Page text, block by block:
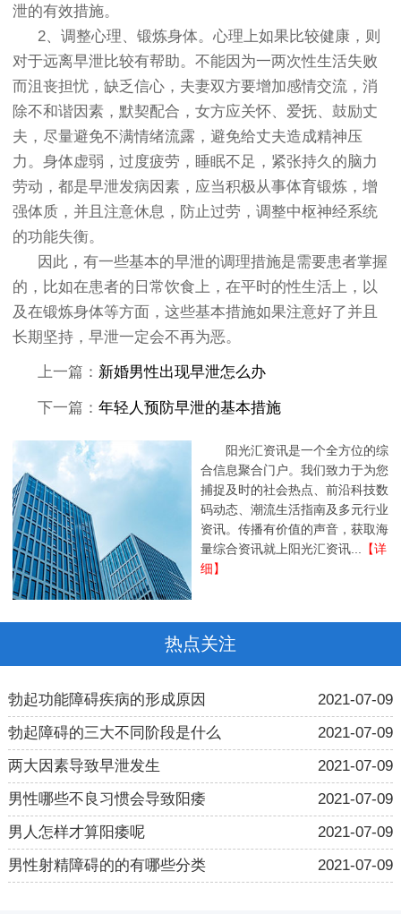
泄的有效措施。
2、调整心理、锻炼身体。心理上如果比较健康，则
对于远离早泄比较有帮助。不能因为一两次性生活失败
而沮丧担忧，缺乏信心，夫妻双方要增加感情交流，消
除不和谐因素，默契配合，女方应关怀、爱抚、鼓励丈
夫，尽量避免不满情绪流露，避免给丈夫造成精神压
力。身体虚弱，过度疲劳，睡眠不足，紧张持久的脑力
劳动，都是早泄发病因素，应当积极从事体育锻炼，增
强体质，并且注意休息，防止过劳，调整中枢神经系统
的功能失衡。
因此，有一些基本的早泄的调理措施是需要患者掌握
的，比如在患者的日常饮食上，在平时的性生活上，以
及在锻炼身体等方面，这些基本措施如果注意好了并且
长期坚持，早泄一定会不再为恶。
上一篇： 新婚男性出现早泄怎么办
下一篇： 年轻人预防早泄的基本措施
阳光汇资讯是一个全方位的综
合信息聚合门户。我们致力于为您
捕捉及时的社会热点、前沿科技数
码动态、潮流生活指南及多元行业
资讯。传播有价值的声音，获取海
量综合资讯就上阳光汇资讯...
【详
细】
热点关注
勃起功能障碍疾病的形成原因
2021-07-09
勃起障碍的三大不同阶段是什么
2021-07-09
两大因素导致早泄发生
2021-07-09
男性哪些不良习惯会导致阳痿
2021-07-09
男人怎样才算阳痿呢
2021-07-09
男性射精障碍的的有哪些分类
2021-07-09